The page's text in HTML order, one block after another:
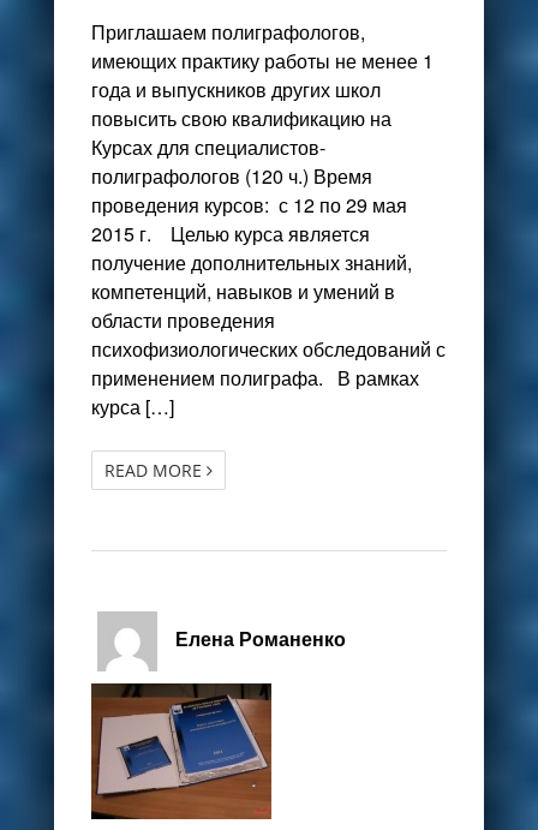
Приглашаем полиграфологов,
имеющих практику работы не менее 1
года и выпускников других школ
повысить свою квалификацию на
Курсах для специалистов-
полиграфологов (120 ч.) Время
проведения курсов: с 12 по 29 мая
2015 г. Целью курса является
получение дополнительных знаний,
компетенций, навыков и умений в
области проведения
психофизиологических обследований с
применением полиграфа. В рамках
курса […]
READ MORE
Елена Романенко